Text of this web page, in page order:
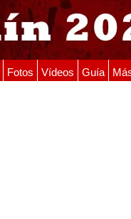
Fotos Vídeos Guía